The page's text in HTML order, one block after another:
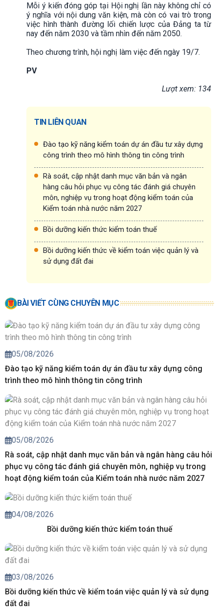
Mỗi ý kiến đóng góp tại Hội nghị lần này không chỉ có
ý nghĩa với nội dung văn kiện, mà còn có vai trò trong
việc hình thành đường lối chiến lược của Đảng ta từ
nay đến năm 2030 và tầm nhìn đến năm 2050.
Theo chương trình, hội nghị làm việc đến ngày 19/7.
PV
Lượt xem: 134
TIN LIÊN QUAN
Đào tạo kỹ năng kiểm toán dự án đầu tư xây dựng
công trình theo mô hình thông tin công trình
Rà soát, cập nhật danh mục văn bản và ngân
hàng câu hỏi phục vụ công tác đánh giá chuyên
môn, nghiệp vụ trong hoạt động kiểm toán của
Kiểm toán nhà nước năm 2027
Bồi dưỡng kiến thức kiểm toán thuế
Bồi dưỡng kiến thức về kiểm toán việc quản lý và
sử dụng đất đai
BÀI VIẾT CÙNG CHUYÊN MỤC
05/08/2026
Đào tạo kỹ năng kiểm toán dự án đầu tư xây dựng công
trình theo mô hình thông tin công trình
05/08/2026
Rà soát, cập nhật danh mục văn bản và ngân hàng câu hỏi
phục vụ công tác đánh giá chuyên môn, nghiệp vụ trong
hoạt động kiểm toán của Kiểm toán nhà nước năm 2027
04/08/2026
Bồi dưỡng kiến thức kiểm toán thuế
03/08/2026
Bồi dưỡng kiến thức về kiểm toán việc quản lý và sử dụng
đất đai